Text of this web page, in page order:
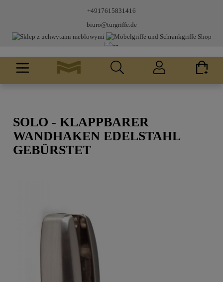
+4917615831416
biuro@turgriffe.de
SOLO - KLAPPBARER
WANDHAKEN EDELSTAHL
GEBÜRSTET